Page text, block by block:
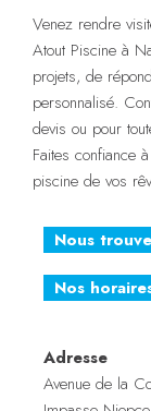
Venez rendre
Atout Piscine à
projets, de
personnalisé.
devis ou pour
Faites confiance
piscine de vos
Nous
Nos
Adresse
Avenue de la